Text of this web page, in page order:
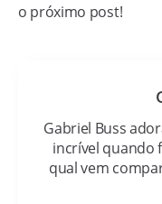
o próximo post!
Gabriel Buss
incrível quando
qual vem